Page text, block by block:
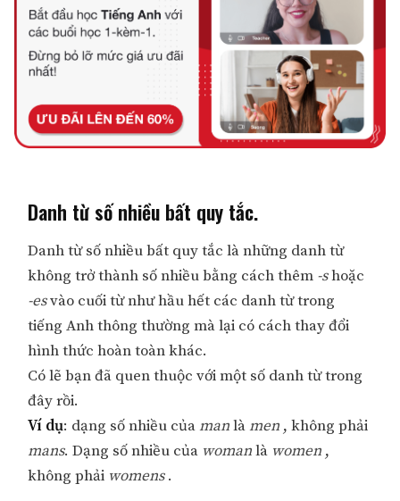
Danh từ số nhiều bất quy tắc.
Danh từ số nhiều bất quy tắc là những danh từ
không trở thành số nhiều bằng cách thêm -shoặc
-esvào cuối từ như hầu hết các danh từ trong
tiếng Anh thông thường mà lại có cách thay đổi
hình thức hoàn toàn khác.
Có lẽ bạn đã quen thuộc với một số danh từ trong
đây rồi.
Ví dụ: dạng số nhiều củamanlàmen , không phải
mans. Dạng số nhiều của womanlà women ,
không phải womens.